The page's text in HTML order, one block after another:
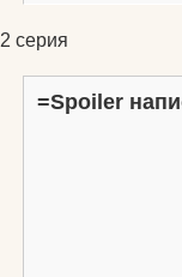
2 серия
=Spoiler